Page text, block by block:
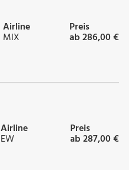
Airline
MIX
Preis
ab 286,00 €
Airline
EW
Preis
ab 287,00 €